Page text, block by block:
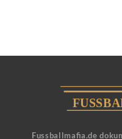
Fussballmafia.de